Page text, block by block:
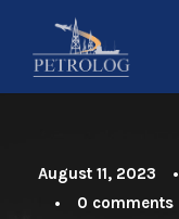
August 11, 2023 •
•
0 comments